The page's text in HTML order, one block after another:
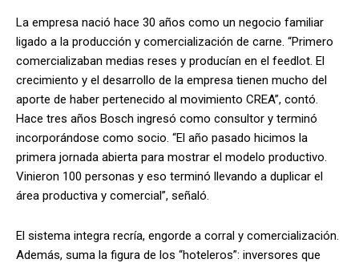
La empresa nació hace 30 años como un negocio familiar
ligado a la producción y comercialización de carne. “Primero
comercializaban medias reses y producían en el feedlot. El
crecimiento y el desarrollo de la empresa tienen mucho del
aporte de haber pertenecido al movimiento CREA”, contó.
Hace tres años Bosch ingresó como consultor y terminó
incorporándose como socio. “El año pasado hicimos la
primera jornada abierta para mostrar el modelo productivo.
Vinieron 100 personas y eso terminó llevando a duplicar el
área productiva y comercial”, señaló.
El sistema integra recría, engorde a corral y comercialización.
Además, suma la figura de los “hoteleros”: inversores que